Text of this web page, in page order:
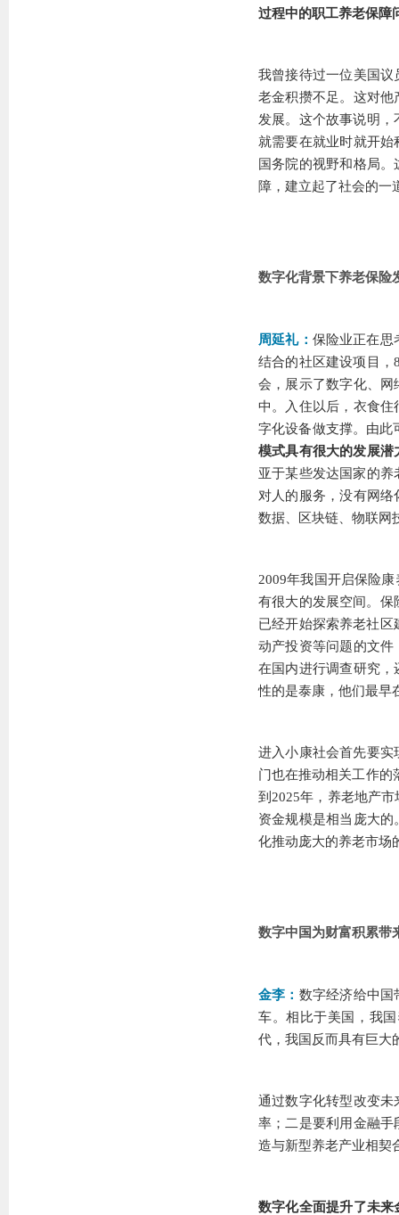
过程中的职工养老保障
我曾接待过一位美国
老金积攒不足。这对
发展。这个故事说明
就需要在就业时就开
国务院的视野和格局
障，建立起了社会的一
数字化背景下养老保险
周延礼： 保险业正在思
结合的社区建设项目，
会，展示了数字化、
中。入住以后，衣食
字化设备做支撑。由此
模式具有很大的发展潜
亚于某些发达国家的
对人的服务，没有网
数据、区块链、物联网
2009年我国开启保险
有很大的发展空间。保
已经开始探索养老社
动产投资等问题的文
在国内进行调查研究
性的是泰康，他们最早
进入小康社会首先要实
门也在推动相关工作的
到2025年，养老地产
资金规模是相当庞大
化推动庞大的养老市场
数字中国为财富积累带
金李： 数字经济给中国
车。相比于美国，我
代，我国反而具有巨大
通过数字化转型改变
率；二是要利用金融
造与新型养老产业相契
数字化全面提升了未